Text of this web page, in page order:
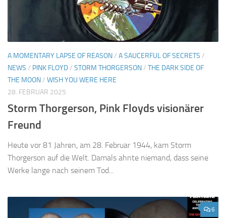
A MOMENTARY LAPSE OF REASON/ A SAUCERFUL OF SECRETS /
NEWS / PINK FLOYD/ STORM THORGERSON/ THE DARK SIDE OF
THE MOON/ WISH YOU WERE HERE
28. FEBRUAR 2025
Storm Thorgerson, Pink Floyds visionärer
Freund
Heute vor 81 Jahren, am 28. Februar 1944, kam Storm
Thorgerson auf die Welt. Damals ahnte niemand, dass seine
Werke lange nach seinem Tod...
6